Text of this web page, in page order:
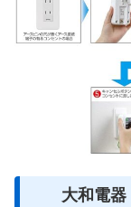
大和電